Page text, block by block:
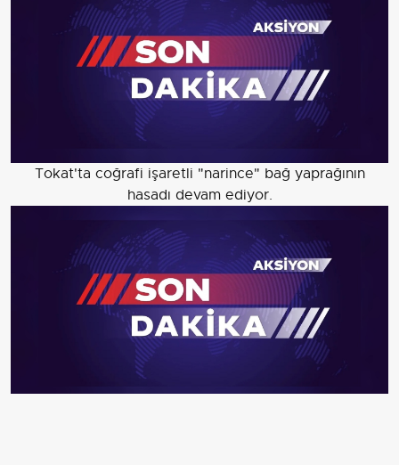
Tokat'ta coğrafi işaretli "narince" bağ yaprağının
hasadı devam ediyor.